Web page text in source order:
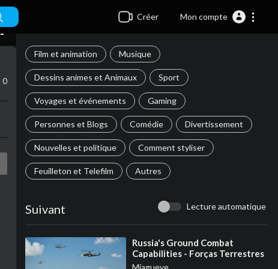
Créer Mon compte
Film et animation Musique
Dessins animes et Animaux Sport
Voyages et événements Gaming
Personnes et Blogs Comédie Divertissement
Nouvelles et politique Comment styliser
Feuilleton et Telefilm Autres
Suivant Lecture automatique
⁣Russia's Ground Combat
Capabilities - Forças Terrestres
da Rússia - Сухопутные войска
Miagueye
0